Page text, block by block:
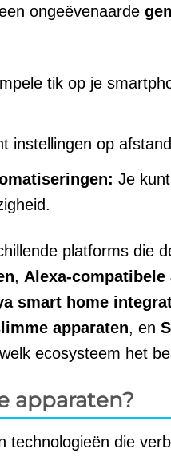
ongeëvenaarde
tik op je
instellingen op
Je
platforms die
, Alexa-compatibele
smart home
apparaten, en
ecosysteem het
apparaten?
technologieën die